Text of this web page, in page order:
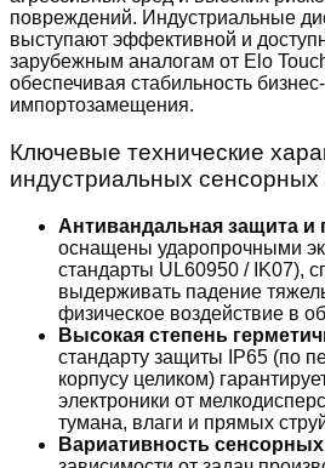
повреждений. Индустриальные
выступают эффективной и
зарубежным аналогам от Elo
обеспечивая стабильность
импортозамещения.
Ключевые технические
индустриальных
Антивандальная защита и
оснащены ударопрочными
стандарты UL60950 / IK07),
выдерживать падение
физическое воздействие в
Высокая степень
стандарту защиты IP65 (по
корпусу целиком)
электроники от
тумана, влаги и прямых
Вариативность